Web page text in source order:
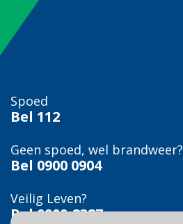
Spoed
Bel 112
Geen spoed, wel brandweer?
Bel 0900 0904
Veilig Leven?
Bel 0900-8387